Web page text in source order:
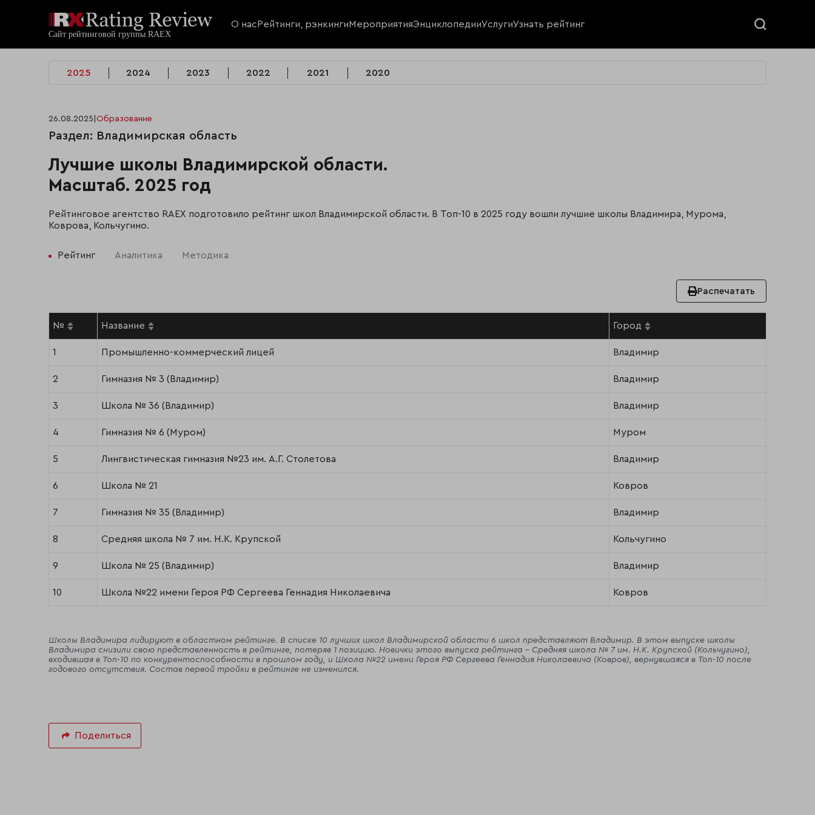
О нас Рейтинги, рэнкингиМероприятияЭнциклопедииУслугиУзнать рейтинг
2025 2024 2023 2022 2021 2020
26.08.2025 Образование
Раздел: Владимирская область
Лучшие школы Владимирской области.
Масштаб. 2025 год
Рейтинговое агентство RAEX подготовило рейтинг школ Владимирской области. В Топ-10 в 2025 году вошли лучшие школы Владимира, Мурома,
Коврова, Кольчугино.
Рейтинг Аналитика Методика
Распечатать
№ Название Город
1 Промышленно-коммерческий лицей Владимир
2 Гимназия № 3 (Владимир) Владимир
3 Школа № 36 (Владимир) Владимир
4 Гимназия № 6 (Муром) Муром
5 Лингвистическая гимназия №23 им. А.Г. Столетова Владимир
6 Школа № 21 Ковров
7 Гимназия № 35 (Владимир) Владимир
8 Средняя школа № 7 им. Н.К. Крупской Кольчугино
9 Школа № 25 (Владимир) Владимир
10 Школа №22 имени Героя РФ Сергеева Геннадия Николаевича Ковров
Школы Владимира лидируют в областном рейтинге. В списке 10 лучших школ Владимирской области 6 школ представляют Владимир. В этом выпуске школы
Владимира снизили свою представленность в рейтинге, потеряв 1 позицию. Новички этого выпуска рейтинга - Средняя школа № 7 им. Н.К. Крупской (Кольчугино),
входившая в Топ-10 по конкурентоспособности в прошлом году, и Школа №22 имени Героя РФ Сергеева Геннадия Николаевича (Ковров), вернувшаяся в Топ-10 после
годового отсутствия. Состав первой тройки в рейтинге не изменился.
Поделиться